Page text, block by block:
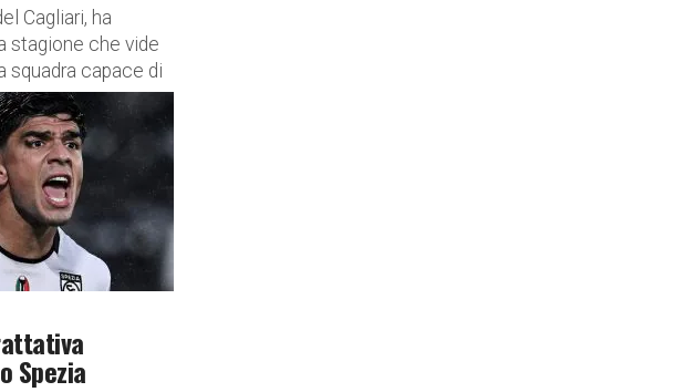
Cagliari, ha
stagione che vide
squadra capace di
Spezia